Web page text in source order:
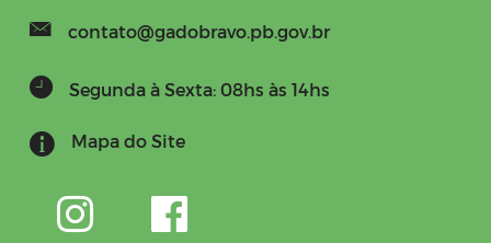
contato@gadobravo.pb.gov.br
Segunda à Sexta: 08hs às 14hs
Mapa do Site